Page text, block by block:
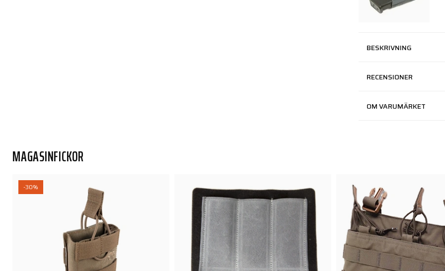
BESKRIVNING
RECENSIONER
OM VARUMÄRKET
MAGASINFICKOR
-30%